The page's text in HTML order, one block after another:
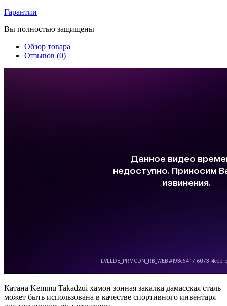
Гарантии
Вы полностью защищены
Обзор товара
Отзывов (0)
Катана Kemmu Takadzui хамон зонная закалка дамасская сталь
может быть использована в качестве спортивного инвентаря